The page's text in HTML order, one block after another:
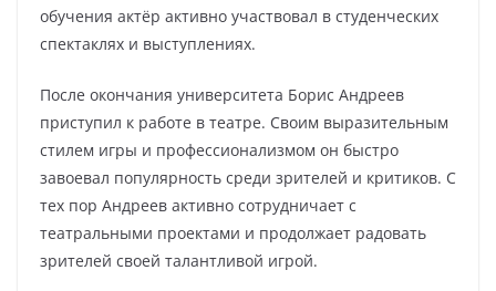
обучения актёр активно участвовал в студенческих
спектаклях и выступлениях.
После окончания университета Борис Андреев
приступил к работе в театре. Своим выразительным
стилем игры и профессионализмом он быстро
завоевал популярность среди зрителей и критиков. С
тех пор Андреев активно сотрудничает с
театральными проектами и продолжает радовать
зрителей своей талантливой игрой.